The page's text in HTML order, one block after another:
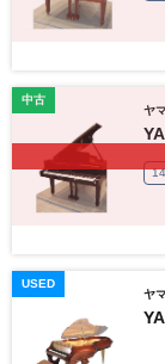
中古
ヤ
USED
ヤ